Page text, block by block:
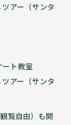
アー（サンタ
ト教室
アー（サンタ
覧自由）も開